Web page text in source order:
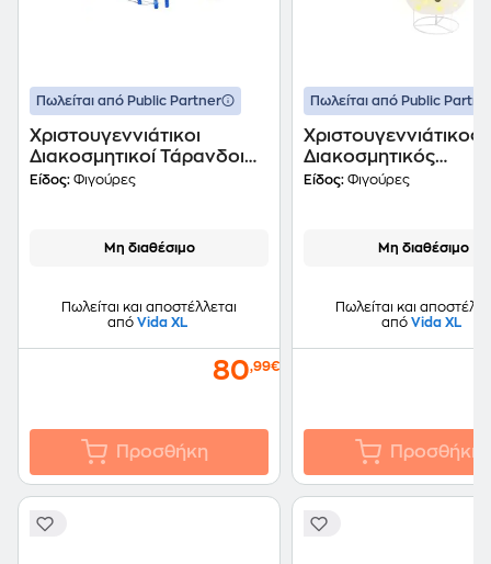
Πωλείται από Public Partner
Χριστουγεννιάτικοι
Διακοσμητικοί Τάρανδοι
με Έλκηθρο από Ακρυλικό
Είδος: Φιγούρες
Μη διαθέσιμο
Πωλείται και αποστέλλεται
από Vida XL
80,99€
Προσθήκη
Πωλείται από Public
Χριστουγεννιάτικος
Διακοσμητικός
Χιονάνθρωπος από
Είδος: Φιγούρες
Μη διαθέσιμο
Πωλείται και
από Vida XL
Προσθήκη